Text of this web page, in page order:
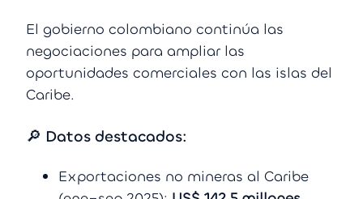
El gobierno colombiano continúa las
negociaciones para ampliar las
oportunidades comerciales con las islas del
Caribe.
🔎 Datos destacados:
Exportaciones no mineras al Caribe